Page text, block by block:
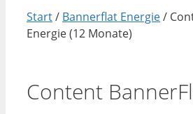
Start/ Bannerflat Energie/
Energie (12 Monate)
Content